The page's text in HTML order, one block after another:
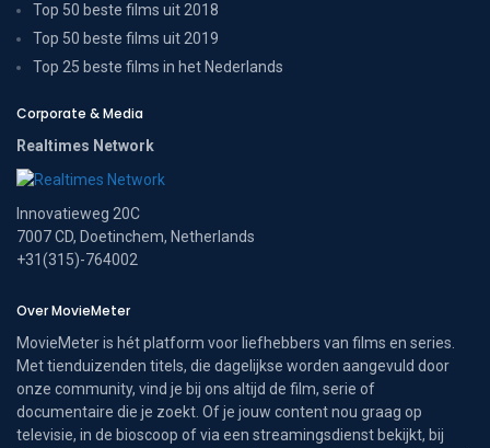
Top 50 beste films uit 2018
Top 50 beste films uit 2019
Top 25 beste films in het Nederlands
Corporate & Media
Realtimes Network
Innovatieweg 20C
7007 CD, Doetinchem, Netherlands
+31(315)-764002
Over MovieMeter
MovieMeter is hét platform voor liefhebbers van films en series.
Met tienduizenden titels, die dagelijkse worden aangevuld door
onze community, vind je bij ons altijd de film, serie of
documentaire die je zoekt. Of je jouw content nou graag op
televisie, in de bioscoop of via een streamingsdienst bekijkt, bij